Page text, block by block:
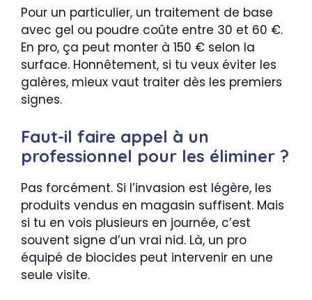
Pour un particulier, un traitement de base
avec gel ou poudre coûte entre 30 et 60 €.
En pro, ça peut monter à 150 € selon la
surface. Honnêtement, si tu veux éviter les
galères, mieux vaut traiter dès les premiers
signes.
Faut-il faire appel à un
professionnel pour les éliminer ?
Pas forcément. Si l’invasion est légère, les
produits vendus en magasin suffisent. Mais
si tu en vois plusieurs en journée, c’est
souvent signe d’un vrai nid. Là, un pro
équipé de biocides peut intervenir en une
seule visite.